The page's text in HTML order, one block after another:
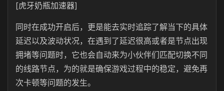
[虎牙奶瓶加速器]
同时在成功开启后，更是能去实时追踪了解当下的具体
延迟以及波动状况，在遇到了延迟很高或者是节点出现
拥堵等问题时，它也会自动来为小伙伴们匹配切换不同
的线路节点，为的就是确保游戏过程中的稳定，避免再
次卡顿等问题的发生。